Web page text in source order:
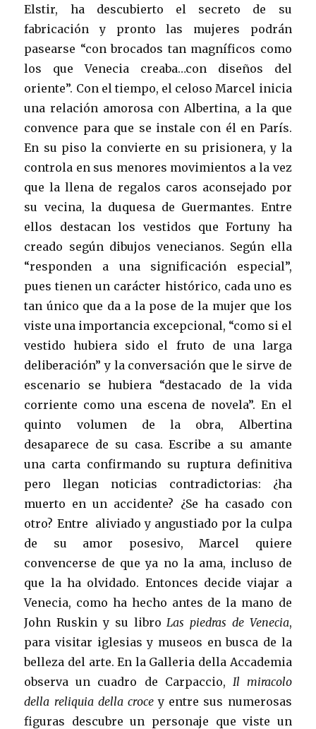
Elstir, ha descubierto el secreto de su
fabricación y pronto las mujeres podrán
pasearse “con brocados tan magníficos como
los que Venecia creaba…con diseños del
oriente”. Con el tiempo, el celoso Marcel inicia
una relación amorosa con Albertina, a la que
convence para que se instale con él en París.
En su piso la convierte en su prisionera, y la
controla en sus menores movimientos a la vez
que la llena de regalos caros aconsejado por
su vecina, la duquesa de Guermantes. Entre
ellos destacan los vestidos que Fortuny ha
creado según dibujos venecianos. Según ella
“responden a una significación especial”,
pues tienen un carácter histórico, cada uno es
tan único que da a la pose de la mujer que los
viste una importancia excepcional, “como si el
vestido hubiera sido el fruto de una larga
deliberación” y la conversación que le sirve de
escenario se hubiera “destacado de la vida
corriente como una escena de novela”. En el
quinto volumen de la obra, Albertina
desaparece de su casa. Escribe a su amante
una carta confirmando su ruptura definitiva
pero llegan noticias contradictorias: ¿ha
muerto en un accidente? ¿Se ha casado con
otro? Entre aliviado y angustiado por la culpa
de su amor posesivo, Marcel quiere
convencerse de que ya no la ama, incluso de
que la ha olvidado. Entonces decide viajar a
Venecia, como ha hecho antes de la mano de
John Ruskin y su libro Las piedras de Venecia,
para visitar iglesias y museos en busca de la
belleza del arte. En la Galleria della Accademia
observa un cuadro de Carpaccio, Il miracolo
della reliquia della crocey entre sus numerosas
figuras descubre un personaje que viste un